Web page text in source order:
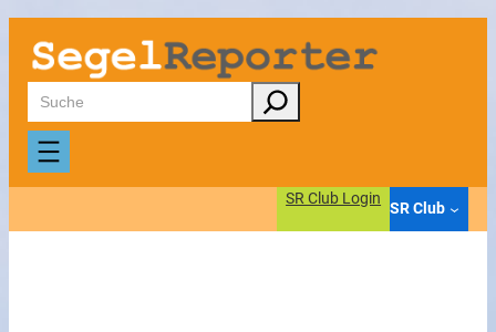
Suchen
SR Club Login
SR Club